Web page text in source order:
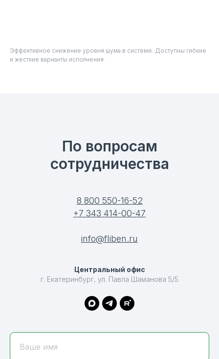
Эффективное снижение уровня шума в системе. Доступны гибкие
и жесткие варианты исполнения.
По вопросам
сотрудничества
8 800 550-16-52
+7 343 414-00-47
info@fliben.ru
Центральный офис
г. Екатеринбург, ул. Павла Шаманова 5/5
Ваше имя